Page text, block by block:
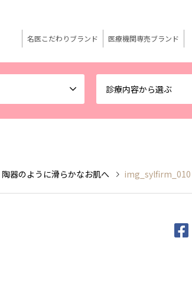
診療内容から選ぶ
名医こだわりブランド 医療機関専売ブランド
器のように滑らかなお肌へ img_sylfirm_010